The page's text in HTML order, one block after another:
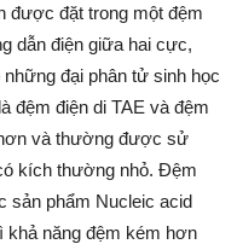
được đặt trong một đệm
dẫn điện giữa hai cực,
đại phân tử sinh học
đệm điện di TAE và đệm
và thường được sử
kích thường nhỏ. Đệm
sản phẩm Nucleic acid
khả năng đệm kém hơn